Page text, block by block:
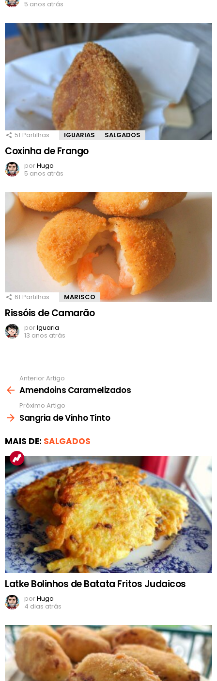
5 anos atrás
51 Partilhas IGUARIAS SALGADOS
Coxinha de Frango
porHugo
5 anos atrás
61 Partilhas MARISCO
Rissóis de Camarão
porIguaria
13 anos atrás
mais
Anterior Artigo
Amendoins Caramelizados
Próximo Artigo
Sangria de Vinho Tinto
MAIS DE: SALGADOS
Latke Bolinhos de Batata Fritos Judaicos
porHugo
4 dias atrás